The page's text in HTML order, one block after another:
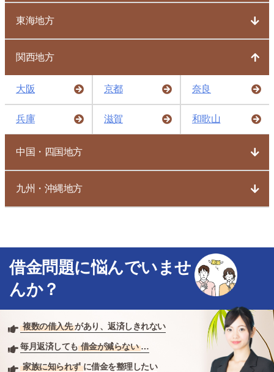
東海地方
関西地方
大阪 京都 奈良
兵庫 滋賀 和歌山
中国・四国地方
九州・沖縄地方
借金問題に悩んでいませ
んか？
複数の借入先 があり、返済しきれない
毎月返済しても 借金が減らない …
家族に知られず に借金を整理したい